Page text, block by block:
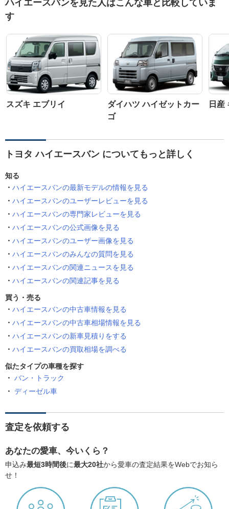
ハイエースバンを見た人はこんな車と比較していま
す
スズキ エブリイ
ダイハツ ハイゼットカー
ゴ
日産
トヨタ ハイエースバン についてもっと詳しく
知る
ハイエースバンの最新モデルの情報を見る
ハイエースバンのユーザーレビューを見る
ハイエースバンの専門家レビューを見る
ハイエースバンの公式画像を見る
ハイエースバンのユーザー画像を見る
ハイエースバンのみんなの質問を見る
ハイエースバンの関連ニュースを見る
ハイエースバンの関連記事を見る
買う・売る
ハイエースバンの中古車情報を見る
ハイエースバンの中古車相場情報を見る
ハイエースバンの新車見積りをする
ハイエースバンの買取相場を調べる
似たタイプの車種を探す
バン・トラック
ディーゼル車
査定を依頼する
あなたの愛車、今いくら？
申込み最短3時間後に最大20社から愛車の査定結果をWebでお知ら
せ！